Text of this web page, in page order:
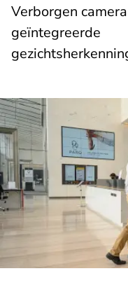
Verborgen
geïntegreerde